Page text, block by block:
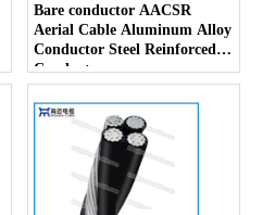
Bare conductor AACSR
Aerial Cable Aluminum Alloy
Conductor Steel Reinforced
Conductor